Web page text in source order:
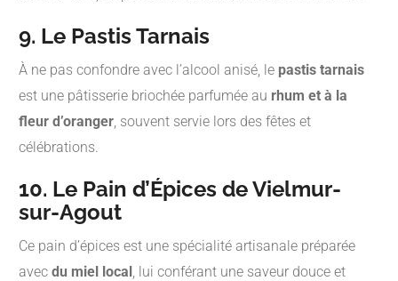
9. Le Pastis Tarnais
À ne pas confondre avec l’alcool anisé, le pastis tarnais
est une pâtisserie briochée parfumée au rhum et à la
fleur d’oranger , souvent servie lors des fêtes et
célébrations.
10. Le Pain d’Épices de Vielmur-
sur-Agout
Ce pain d’épices est une spécialité artisanale préparée
avec du miel local , lui conférant une saveur douce et